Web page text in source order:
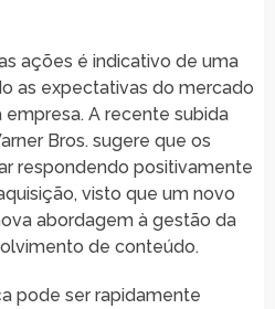
ações é indicativo de uma
as expectativas do mercado
A recente subida
Bros. sugere que os
respondendo positivamente
visto que um novo
abordagem à gestão da
de conteúdo.
pode ser rapidamente